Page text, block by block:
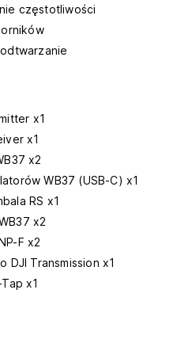
częstotliwości
x1
x1
x2
WB37 (USB-C) x1
RS x1
x2
F x2
DJI Transmission x1
x1